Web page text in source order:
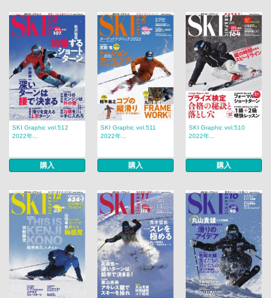
SKI Graphic vol.512
2022年...
購入
SKI Graphic vol.511
2022年...
購入
SKI Graphic vol.510
2022年...
購入